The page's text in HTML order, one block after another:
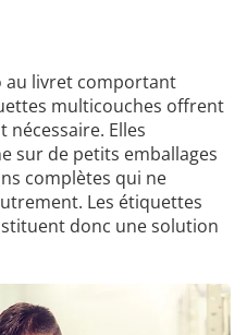
au livret comportant
multicouches offrent
nécessaire. Elles
sur de petits emballages
complètes qui ne
Les étiquettes
donc une solution